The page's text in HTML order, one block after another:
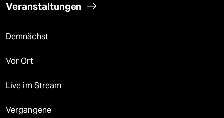
Veranstaltungen
Demnächst
Vor Ort
Live im Stream
Vergangene